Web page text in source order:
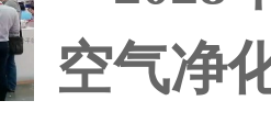
空气净